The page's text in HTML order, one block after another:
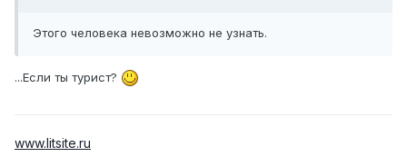
Этого человека невозможно не узнать.
...Если ты турист?
www.litsite.ru